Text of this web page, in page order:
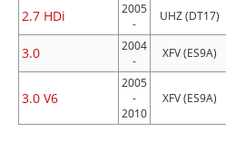
2.7 HDi
2005
-
UHZ (DT17)
3.0
2004
-
XFV (ES9A)
3.0 V6
2005
-
2010
XFV (ES9A)